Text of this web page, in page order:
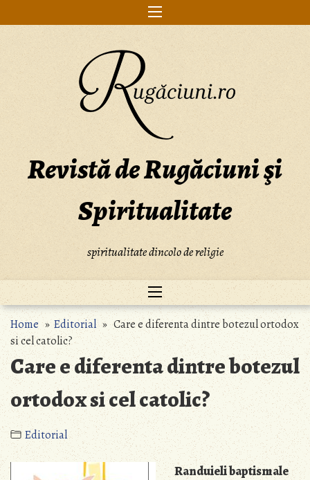
to
Revistă de Rugăciuni şi
Spiritualitate
spiritualitate dincolo de religie
Home »Editorial» Care e diferenta dintre botezul ortodox
si cel catolic?
Care e diferenta dintre botezul
ortodox si cel catolic?
Editorial
Randuieli baptismale